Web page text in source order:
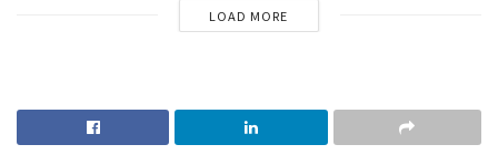
LOAD MORE